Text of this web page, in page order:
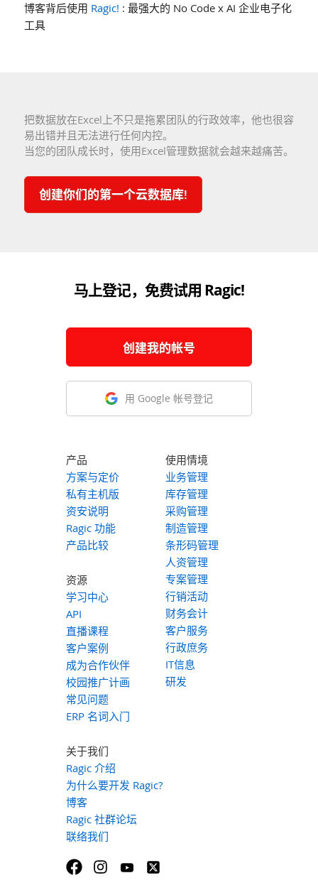
博客背后使用 Ragic! : 最强大的 No Code x AI 企业电子化
工具
把数据放在Excel上不只是拖累团队的行政效率，他也很容
易出错并且无法进行任何内控。
当您的团队成长时，使用Excel管理数据就会越来越痛苦。
创建你们的第一个云数据库!
马上登记，免费试用 Ragic!
创建我的帐号
用 Google 帐号登记
产品
方案与定价
私有主机版
资安说明
Ragic 功能
产品比较
资源
学习中心
API
直播课程
客户案例
成为合作伙伴
校园推广计画
常见问题
ERP 名词入门
使用情境
业务管理
库存管理
采购管理
制造管理
条形码管理
人资管理
专案管理
行销活动
财务会计
客户服务
行政庶务
IT信息
研发
关于我们
Ragic 介绍
为什么要开发 Ragic?
博客
Ragic 社群论坛
联络我们